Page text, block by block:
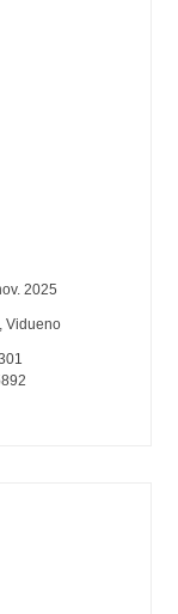
2025
Vidueno